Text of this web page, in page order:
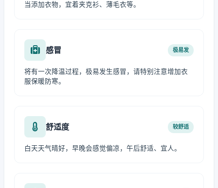
当添加衣物，宜着夹克衫、薄毛衣等。
感冒 极易发
将有一次降温过程，极易发生感冒，请特别注意增加衣
服保暖防寒。
舒适度 较舒适
白天天气晴好，早晚会感觉偏凉，午后舒适、宜人。